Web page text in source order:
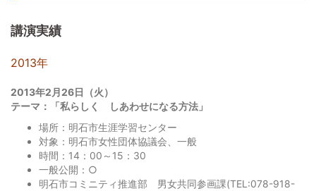
講演実績
2013年
2013年2月26日（火）
テーマ：「私らしく しあわせになる方法」
場所：明石市生涯学習センター
対象：明石市女性団体協議会、一般
時間：14：00～15：30
一般公開：○
明石市コミニティ推進部 男女共同参画課(TEL:078-918-